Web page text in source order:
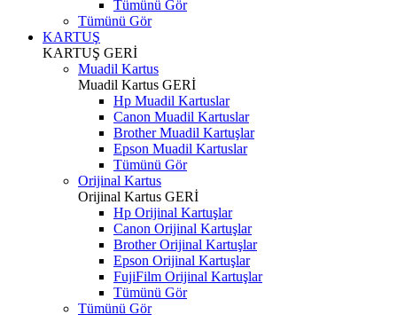
Tümünü Gör
Tümünü Gör
KARTUŞ
KARTUŞ GERİ
Muadil Kartus
Muadil Kartus GERİ
Hp Muadil Kartuslar
Canon Muadil Kartuslar
Brother Muadil Kartuşlar
Epson Muadil Kartuslar
Tümünü Gör
Orijinal Kartus
Orijinal Kartus GERİ
Hp Orijinal Kartuşlar
Canon Orijinal Kartuşlar
Brother Orijinal Kartuşlar
Epson Orijinal Kartuşlar
FujiFilm Orijinal Kartuşlar
Tümünü Gör
Tümünü Gör